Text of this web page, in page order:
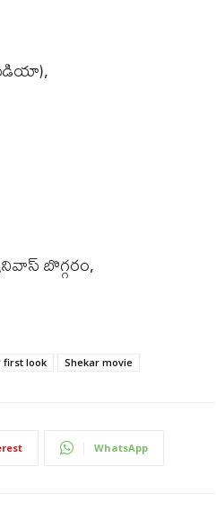
బొగ్గరం,
first look Shekar movie
WhatsApp